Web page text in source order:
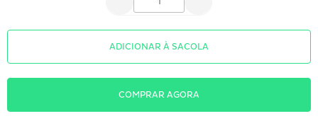
ADICIONAR À SACOLA
COMPRAR AGORA